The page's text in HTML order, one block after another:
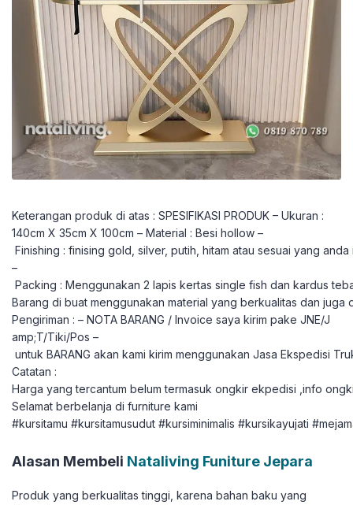
Keterangan produk di atas : SPESIFIKASI PRODUK – Ukuran :
140cm X 35cm X 100cm – Material : Besi hollow –
Finishing : finising gold, silver, putih, hitam atau sesuai yang anda
–
Packing : Menggunakan 2 lapis kertas single fish dan kardus
Barang di buat menggunakan material yang berkualitas dan
Pengiriman : – NOTA BARANG / Invoice saya kirim pake JNE/J
amp;T/Tiki/Pos –
untuk BARANG akan kami kirim menggunakan Jasa Ekspedisi
Catatan :
Harga yang tercantum belum termasuk ongkir ekpedisi ,info
Selamat berbelanja di furniture kami
#kursitamu #kursitamusudut #kursiminimalis #kursikayujati
Alasan Membeli Nataliving Funiture Jepara
Produk yang berkualitas tinggi, karena bahan baku yang